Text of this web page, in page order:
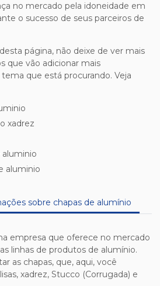
no mercado pela idoneidade em
o sucesso de seus parceiros de
página, não deixe de ver mais
que vão adicionar mais
que está procurando. Veja
xadrez
aluminio
aluminio
sobre chapas de alumínio
empresa que oferece no mercado
linhas de produtos de alumínio.
as chapas, que, aqui, você
xadrez, Stucco (Corrugada) e